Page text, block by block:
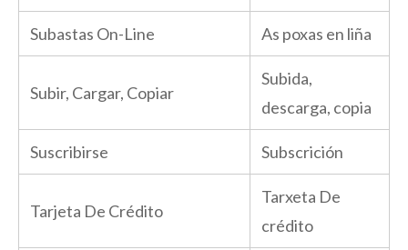
Subastas On-Line As poxas en liña
Subir, Cargar, Copiar
Subida,
descarga, copia
Suscribirse Subscrición
Tarjeta De Crédito
Tarxeta De
crédito